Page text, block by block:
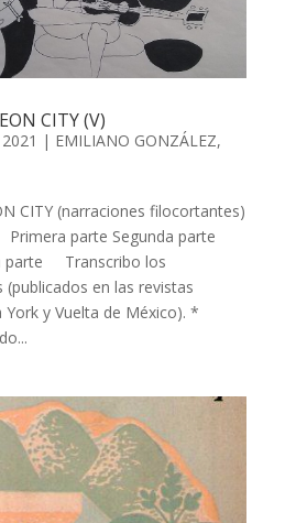
CITY (V)
| EMILIANO GONZÁLEZ,
CITY (narraciones filocortantes)
parte Segunda parte
parte Transcribo los
en las revistas
York y Vuelta de México). *